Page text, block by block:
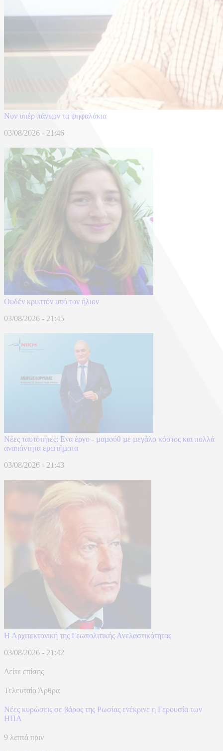
Νυν υπέρ πάντων τα ψηφαλάκια
03/08/2026 - 21:46
Ουδέν κρυπτόν υπό τον ήλιον
03/08/2026 - 21:45
Νέες ταυτότητες: Ενα έργο - µαµούθ µε µεγάλο κόστος και πολλά
αναπάντητα ερωτήµατα
03/08/2026 - 21:43
Η Αρχιτεκτονική της Γεωπολιτικής Ανελαστικότητας
03/08/2026 - 21:42
Δείτε επίσης
Τελευταία Άρθρα
Νέες κυρώσεις σε βάρος της Ρωσίας ενέκρινε η Γερουσία των
ΗΠΑ
9 λεπτά πριν